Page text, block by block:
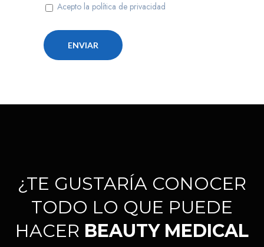
Acepto la política de privacidad
¿TE GUSTARÍA CONOCER
TODO LO QUE PUEDE
HACER BEAUTY MEDICAL